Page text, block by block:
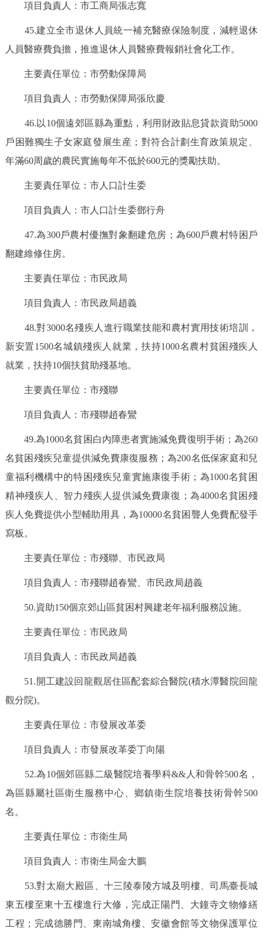
項目負責人：市工商局張志寬
45.建立全市退休人員統一補充醫療保險制度，減輕退休
人員醫療費負擔，推進退休人員醫療費報銷社會化工作。
主要責任單位：市勞動保障局
項目負責人：市勞動保障局張欣慶
46.以10個遠郊區縣為重點，利用財政貼息貸款資助5000
戶困難獨生子女家庭發展生産；對符合計劃生育政策規定、
年滿60周歲的農民實施每年不低於600元的獎勵扶助。
主要責任單位：市人口計生委
項目負責人：市人口計生委鄧行舟
47.為300戶農村優撫對象翻建危房；為600戶農村特困戶
翻建維修住房。
主要責任單位：市民政局
項目負責人：市民政局趙義
48.對3000名殘疾人進行職業技能和農村實用技術培訓，
新安置1500名城鎮殘疾人就業，扶持1000名農村貧困殘疾人
就業，扶持10個扶貧助殘基地。
主要責任單位：市殘聯
項目負責人：市殘聯趙春鸞
49.為1000名貧困白內障患者實施減免費復明手術；為260
名貧困殘疾兒童提供減免費康復服務；為200名低保家庭和兒
童福利機構中的特困殘疾兒童實施康復手術；為1000名貧困
精神殘疾人、智力殘疾人提供減免費康復；為4000名貧困殘
疾人免費提供小型輔助用具，為10000名貧困聾人免費配發手
寫板。
主要責任單位：市殘聯、市民政局
項目負責人：市殘聯趙春鸞、市民政局趙義
50.資助150個京郊山區貧困村興建老年福利服務設施。
主要責任單位：市民政局
項目負責人：市民政局趙義
51.開工建設回龍觀居住區配套綜合醫院(積水潭醫院回龍
觀分院)。
主要責任單位：市發展改革委
項目負責人：市發展改革委丁向陽
52.為10個郊區縣二級醫院培養學科&&人和骨幹500名，
為區縣屬社區衛生服務中心、鄉鎮衛生院培養技術骨幹500
名。
主要責任單位：市衛生局
項目負責人：市衛生局金大鵬
53.對太廟大殿區、十三陵泰陵方城及明樓、司馬臺長城
東五樓至東十五樓進行大修，完成正陽門、大鐘寺文物修繕
工程；完成德勝門、東南城角樓、安徽會館等文物保護單位